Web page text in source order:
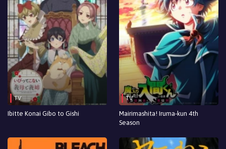
TV
Ibitte Konai Gibo to Gishi
TV
Mairimashita! Iruma-kun 4th
Season